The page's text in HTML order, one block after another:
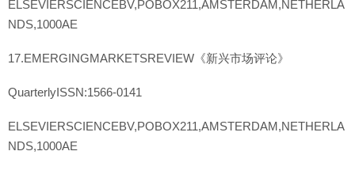
ELSEVIERSCIENCEBV,POBOX211,AMSTERDAM,NETHERLA
NDS,1000AE
17.EMERGINGMARKETSREVIEW《新兴市场评论》
QuarterlyISSN:1566-0141
ELSEVIERSCIENCEBV,POBOX211,AMSTERDAM,NETHERLA
NDS,1000AE